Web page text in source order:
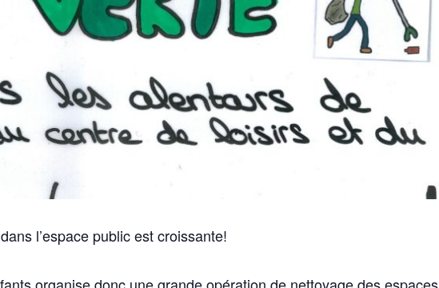
l’espace public est croissante!